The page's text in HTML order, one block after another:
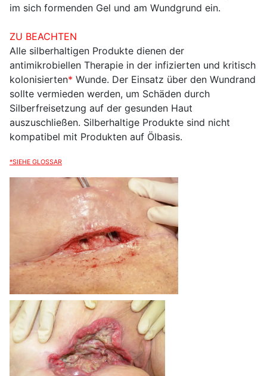
im sich formenden Gel und am Wundgrund ein.
ZU BEACHTEN
Alle silberhaltigen Produkte dienen der
antimikrobiellen Therapie in der infizierten und kritisch
kolonisierten* Wunde. Der Einsatz über den Wundrand
sollte vermieden werden, um Schäden durch
Silberfreisetzung auf der gesunden Haut
auszuschließen. Silberhaltige Produkte sind nicht
kompatibel mit Produkten auf Ölbasis.
*SIEHE GLOSSAR